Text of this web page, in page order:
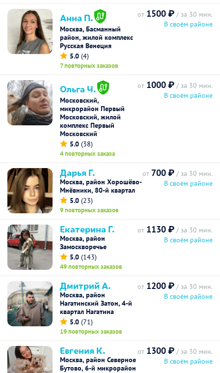
Анна П.
Москва, Басманный
район, жилой комплекс
Русская Венеция
5.0 (4)
7 повторных заказов
от 1500 ₽ / за 30 мин.
В своём районе
Ольга Ч.
Московский,
микрорайон Первый
Московский, жилой
комплекс Первый
Московский
5.0 (38)
4 повторных заказа
от 1000 ₽ / за 30 мин.
В своём районе
Дарья Г.
Москва, район Хорошёво-
Мнёвники, 80-й квартал
5.0 (23)
9 повторных заказов
от 700 ₽ / за 30 мин.
В своём районе
Екатерина Г.
Москва, район
Замоскворечье
5.0 (143)
49 повторных заказов
от 1130 ₽ / за 30 мин.
В своём районе
Дмитрий А.
Москва, район
Нагатинский Затон, 4-й
квартал Нагатина
5.0 (71)
19 повторных заказов
от 1200 ₽ / за 30 мин.
В своём районе
Евгения К.
Москва, район Северное
Бутово, 6-й микрорайон
от 1300 ₽ / за 30 мин.
В своём районе